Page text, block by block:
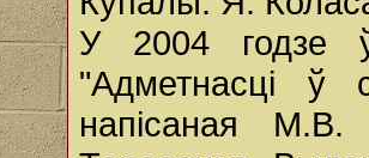
У 2004 годзе
"Адметнасці ў
напісаная